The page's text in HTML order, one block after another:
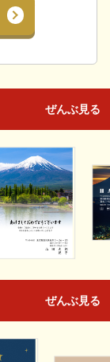
ぜんぶ見る
ぜんぶ見る